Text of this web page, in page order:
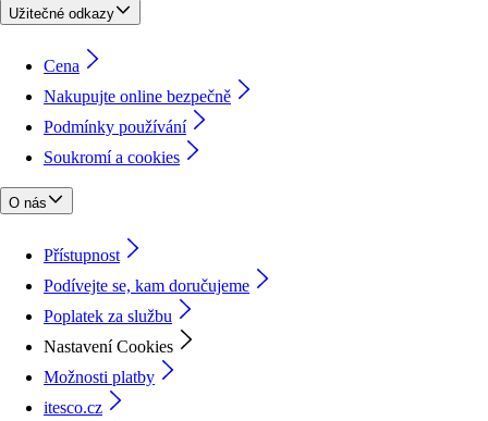
Užitečné odkazy
Cena
Nakupujte online bezpečně
Podmínky používání
Soukromí a cookies
O nás
Přístupnost
Podívejte se, kam doručujeme
Poplatek za službu
Nastavení Cookies
Možnosti platby
itesco.cz